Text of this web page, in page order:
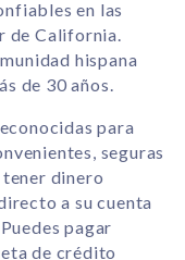
en las
de California.
hispana
de 30 años.
para
seguras
dinero
a su cuenta
pagar
de crédito